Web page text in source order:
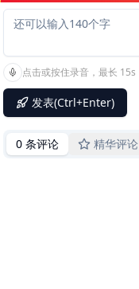
点击或按住录音，最长 15s
发表(Ctrl+Enter)
0 条评论 精华评论